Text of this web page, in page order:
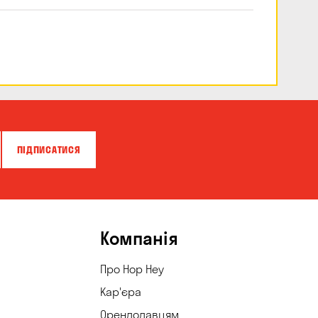
пряні страви. Склад: вода, солод,
ПІДПИСАТИСЯ
Компанія
Про Hop Hey
Кар'єра
Орендодавцям